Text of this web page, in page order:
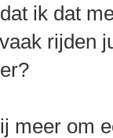
ik dat
rijden
meer om